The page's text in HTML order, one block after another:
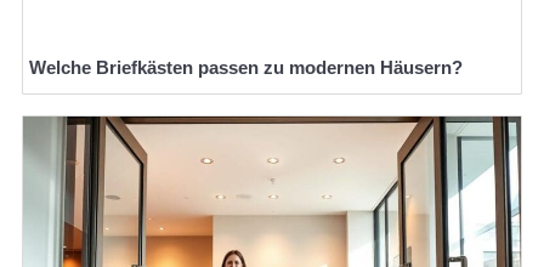
Welche Briefkästen passen zu modernen Häusern?